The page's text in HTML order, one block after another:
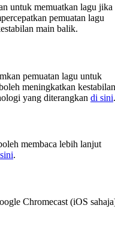
untuk memuatkan lagu jika
pemuatan lagu
main balik.
pemuatan lagu untuk
meningkatkan kestabilan
yang diterangkan di sini.
membaca lebih lanjut
.
Chromecast (iOS